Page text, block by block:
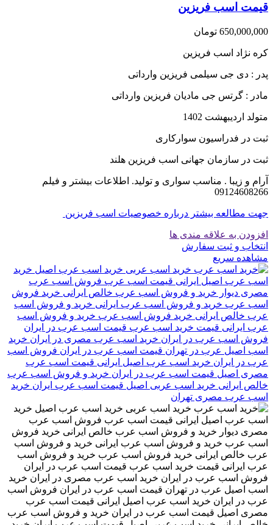
قیمت اسب فریزین
650,000,000 تومان
کره نژاد اسب فریزین
پدر : دی جی سیلمی فریزین وارداتی
مادر : گرتس جی مادیان فریزین وارداتی
متولد اردیبهشت 1402
ثبت در فدراسیون سوارکاری
ثبت در سازمان جهانی اسب فریزین هلند
آرام و زیبا . مناسب سواری و تولید. اطلاعات بیشتر و فیلم
09124608266
جهت مطالعه بیشتر درباره خصوصیات اسب فریزین
افزودن به علاقه مندی ها
انتخاب و ثبت سفارش
مشاهده سریع